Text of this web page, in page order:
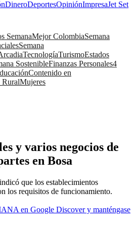
DineroDeportesOpiniónImpresaJet Set
SemanaMejor ColombiaSemana
Semana
TecnologíaTurismoEstados
SostenibleFinanzas Personales4
Contenido en
RuralMujeres
y varios negocios de
en Bosa
que los establecimientos
los requisitos de funcionamiento.
en Google Discover y manténgase